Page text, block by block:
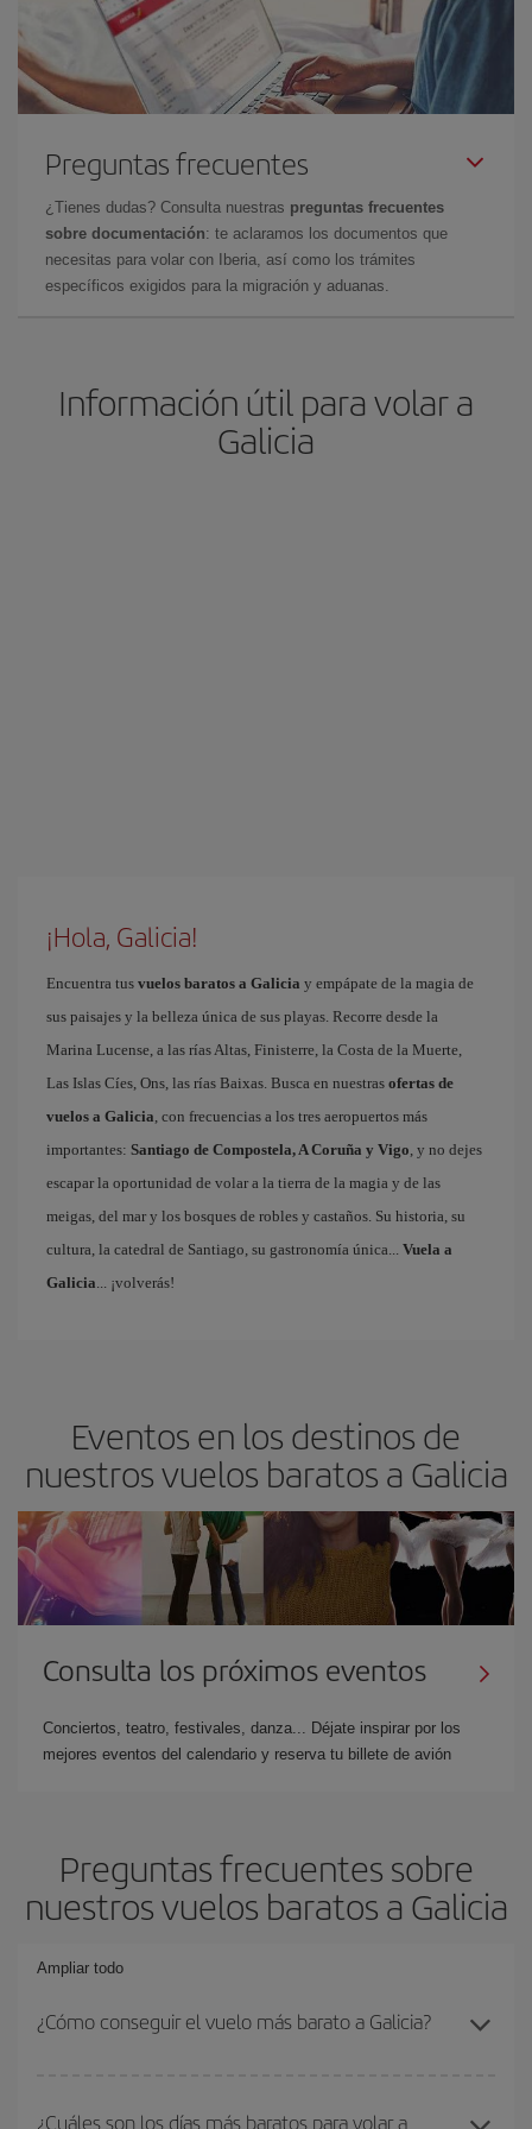
Preguntas frecuentes
¿Tienes dudas? Consulta nuestras preguntas frecuentes
sobre documentación: te aclaramos los documentos que
necesitas para volar con Iberia, así como los trámites
específicos exigidos para la migración y aduanas.
Información útil para volar a
Galicia
¡Hola, Galicia!
Encuentra tus vuelos baratos a Galicia y empápate de la magia de
sus paisajes y la belleza única de sus playas. Recorre desde la
Marina Lucense, a las rías Altas, Finisterre, la Costa de la Muerte,
Las Islas Cíes, Ons, las rías Baixas. Busca en nuestras ofertas de
vuelos a Galicia , con frecuencias a los tres aeropuertos más
importantes: Santiago de Compostela, A Coruña y Vigo , y no dejes
escapar la oportunidad de volar a la tierra de la magia y de las
meigas, del mar y los bosques de robles y castaños. Su historia, su
cultura, la catedral de Santiago, su gastronomía única... Vuela a
Galicia ... ¡volverás!
Eventos en los destinos de
nuestros vuelos baratos a Galicia
Consulta los próximos eventos
Conciertos, teatro, festivales, danza... Déjate inspirar por los
mejores eventos del calendario y reserva tu billete de avión
Preguntas frecuentes sobre
nuestros vuelos baratos a Galicia
Ampliar todo
¿Cómo conseguir el vuelo más barato a Galicia?
barato si evitas temporadas altas, compras con antelación y
¿Cuáles son los días más baratos para volar a